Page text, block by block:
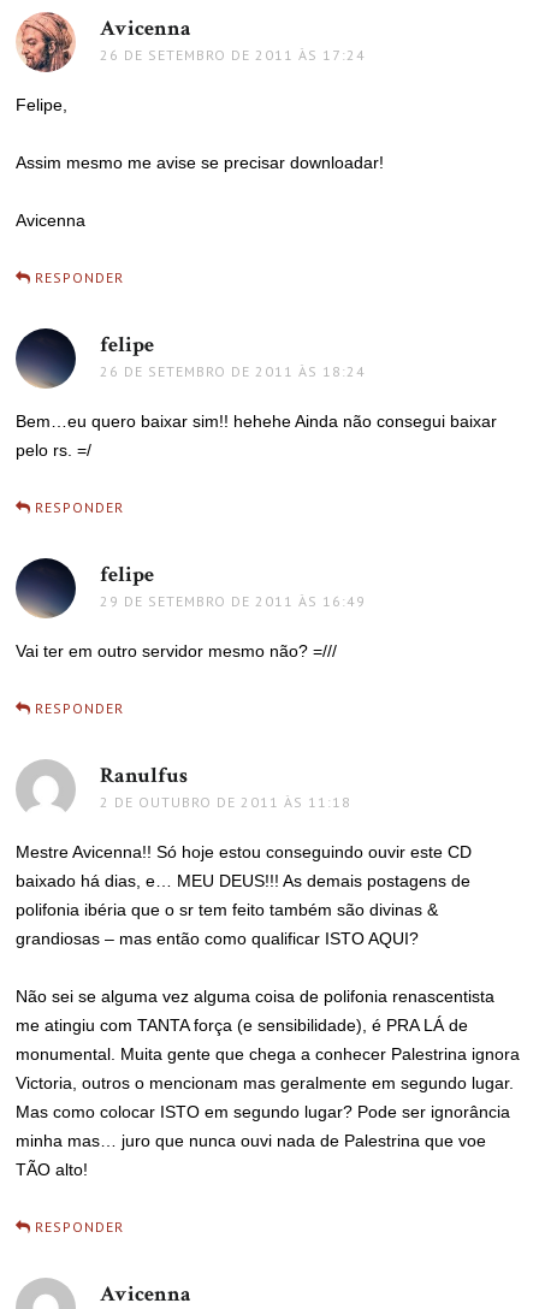
Avicenna
26 DE SETEMBRO DE 2011 ÀS 17:24
Felipe,
Assim mesmo me avise se precisar downloadar!
Avicenna
RESPONDER
felipe
26 DE SETEMBRO DE 2011 ÀS 18:24
Bem…eu quero baixar sim!! hehehe Ainda não consegui baixar
pelo rs. =/
RESPONDER
felipe
29 DE SETEMBRO DE 2011 ÀS 16:49
Vai ter em outro servidor mesmo não? =///
RESPONDER
Ranulfus
2 DE OUTUBRO DE 2011 ÀS 11:18
Mestre Avicenna!! Só hoje estou conseguindo ouvir este CD
baixado há dias, e… MEU DEUS!!! As demais postagens de
polifonia ibéria que o sr tem feito também são divinas &
grandiosas – mas então como qualificar ISTO AQUI?
Não sei se alguma vez alguma coisa de polifonia renascentista
me atingiu com TANTA força (e sensibilidade), é PRA LÁ de
monumental. Muita gente que chega a conhecer Palestrina ignora
Victoria, outros o mencionam mas geralmente em segundo lugar.
Mas como colocar ISTO em segundo lugar? Pode ser ignorância
minha mas… juro que nunca ouvi nada de Palestrina que voe
TÃO alto!
RESPONDER
Avicenna